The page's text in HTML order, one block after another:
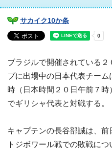
サカイク10か条
ブラジルで開催されている
プに出場中の日本代表チー
時（日本時間２０日午前７
でギリシャ代表と対戦する。
キャプテンの長谷部誠は、
トジボワール戦での敗戦に